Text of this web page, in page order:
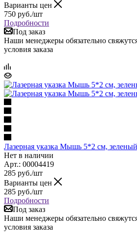
Варианты цен
750 руб./шт
Подробности
Под заказ
Наши менеджеры обязательно
условия заказа
Лазерная указка Мышь 5*2 см,
Нет в наличии
Арт.: 00004419
285 руб./шт
Варианты цен
285 руб./шт
Подробности
Под заказ
Наши менеджеры обязательно
условия заказа